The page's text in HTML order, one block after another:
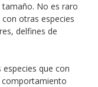
No es raro
otras especies
delfines de
especies que con